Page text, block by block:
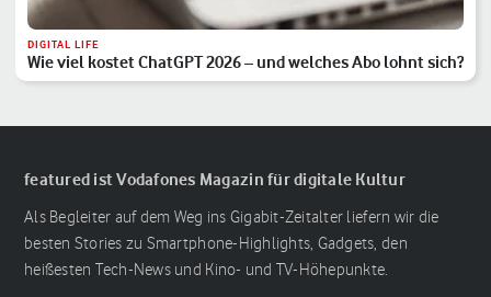
DIGITAL LIFE
Wie viel kostet ChatGPT 2026 – und welches Abo lohnt sich?
featured ist Vodafones Magazin für digitale Kultur
Als Begleiter auf dem Weg ins Gigabit-Zeitalter liefern wir die
besten Stories zu Smartphone-Highlights, Gadgets, den
heißesten Tech-News und Kino- und TV-Höhepunkte.